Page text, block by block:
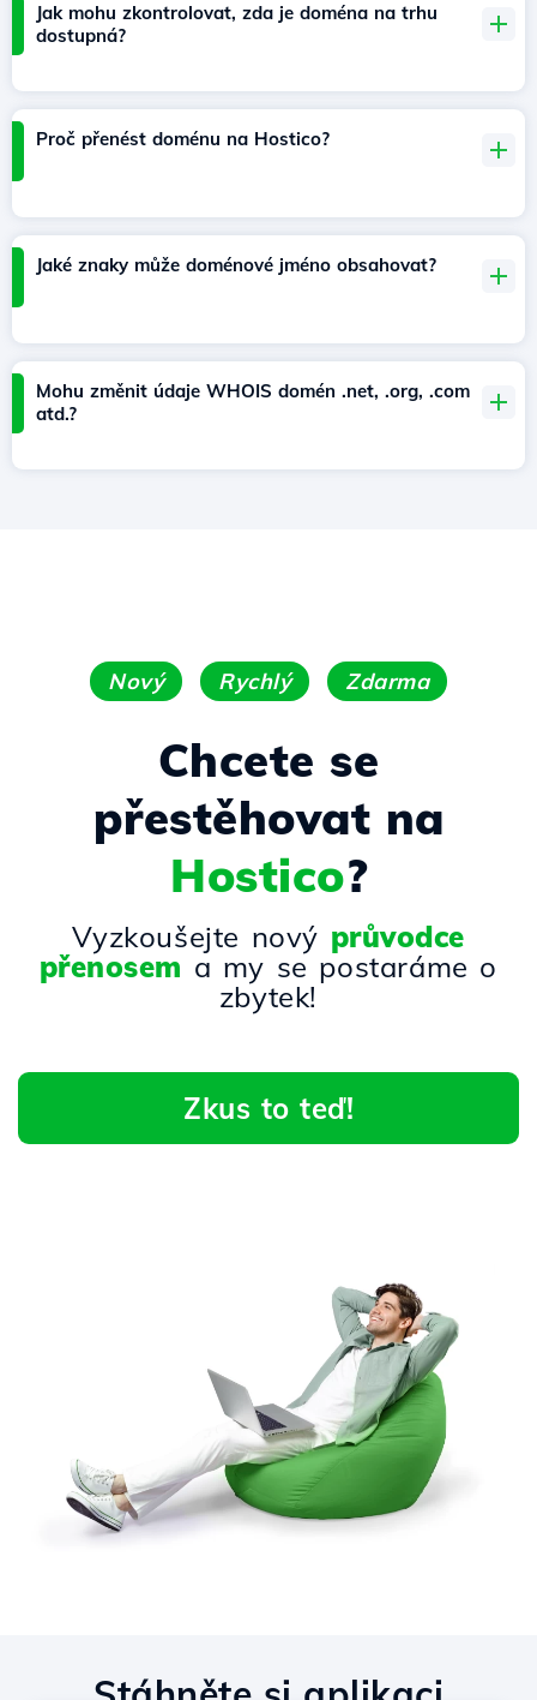
Jak mohu zkontrolovat, zda je doména na trhu
dostupná?
Proč přenést doménu na Hostico?
Jaké znaky může doménové jméno obsahovat?
Mohu změnit údaje WHOIS domén .net, .org, .com
atd.?
Nový Rychlý Zdarma
Chcete se
přestěhovat na
Hostico?
Vyzkoušejte nový průvodce
přenosem a my se postaráme o
zbytek!
Zkus to teď!